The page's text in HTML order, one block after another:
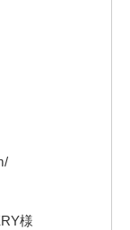
様